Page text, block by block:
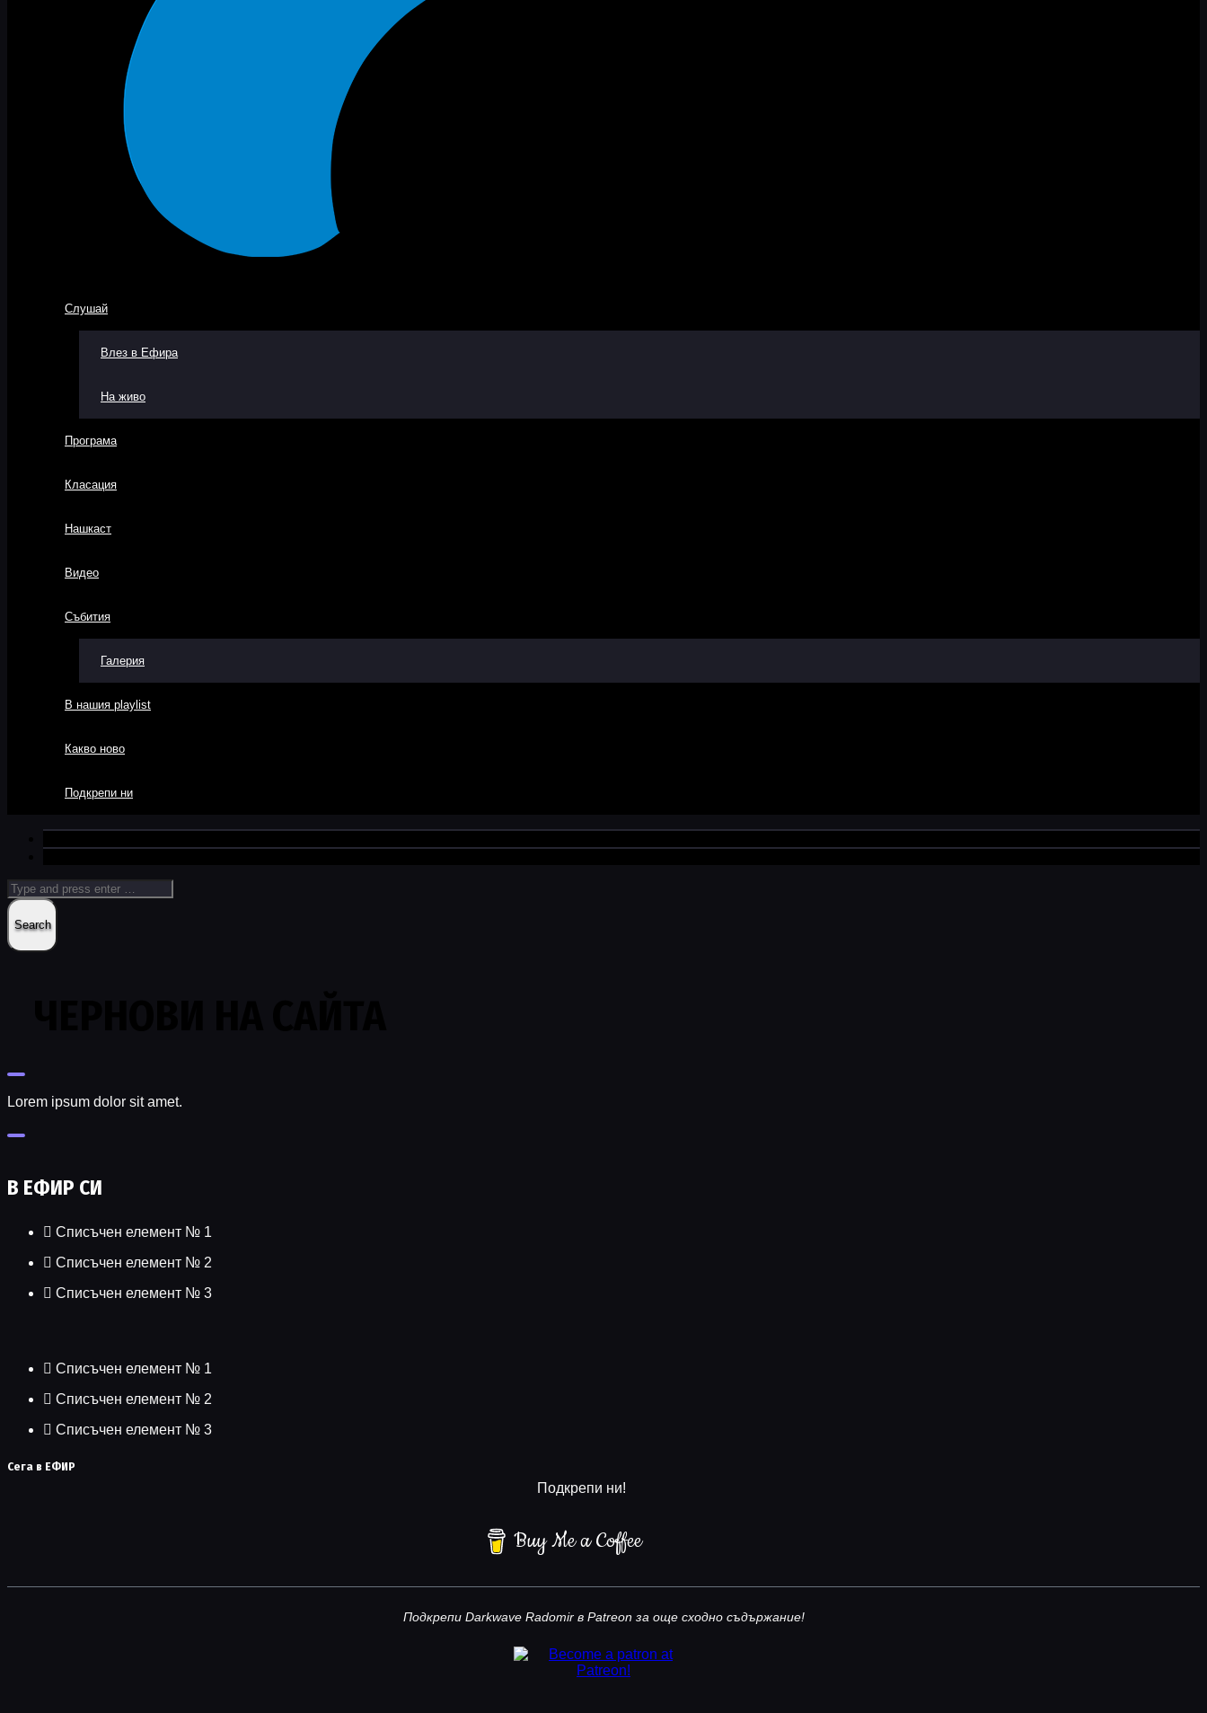
Слушай
Влез в Ефира
На живо
Програма
Класация
Нашкаст
Видео
Събития
Галерия
В нашия playlist
Какво ново
Подкрепи ни
Lorem ipsum dolor sit amet.
В ЕФИР СИ
Списъчен елемент № 1
Списъчен елемент № 2
Списъчен елемент № 3
Списъчен елемент № 1
Списъчен елемент № 2
Списъчен елемент № 3
Сега в ЕФИР
Подкрепи ни!
Buy Me a Coffee
Подкрепи Darkwave Radomir в Patreon за още сходно съдържание!